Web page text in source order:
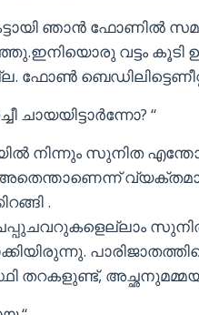
ഞാൻ ഫോണിൽ
വട്ടം കൂടി
ഫോൺ
ചായയിട്ടാർന്നോ? “
നിന്നും സുനിത എന്തോ
.
തറകളുണ്ട്,